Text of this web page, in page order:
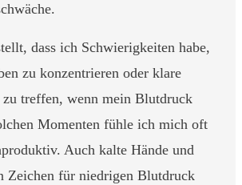
dass ich Schwierigkeiten habe,
zu konzentrieren oder klare
zu treffen, wenn mein Blutdruck
Momenten fühle ich mich oft
Auch kalte Hände und
Zeichen für niedrigen Blutdruck